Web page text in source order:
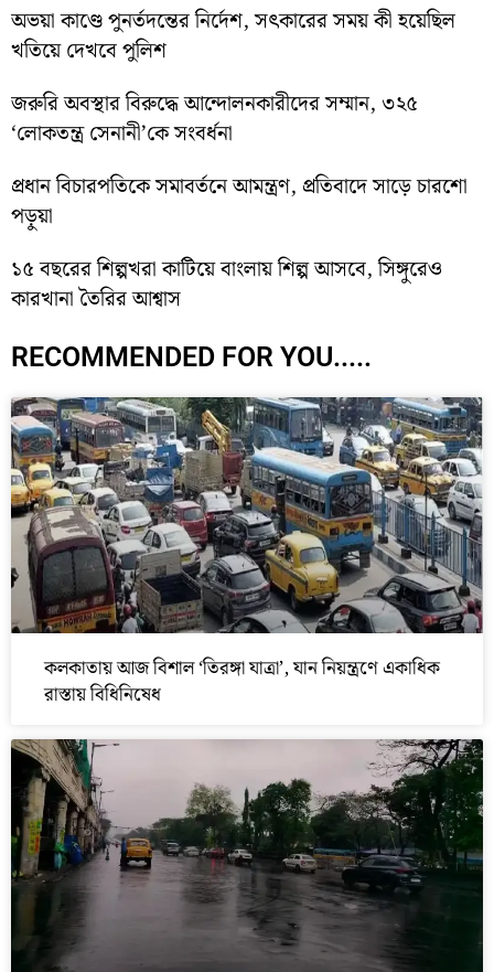
অভয়া কাণ্ডে পুনর্তদন্তের নির্দেশ, সৎকারের সময় কী হয়েছিল
খতিয়ে দেখবে পুলিশ
জরুরি অবস্থার বিরুদ্ধে আন্দোলনকারীদের সম্মান, ৩২৫
‘লোকতন্ত্র সেনানী’কে সংবর্ধনা
প্রধান বিচারপতিকে সমাবর্তনে আমন্ত্রণ, প্রতিবাদে সাড়ে চারশো
পড়ুয়া
১৫ বছরের শিল্পখরা কাটিয়ে বাংলায় শিল্প আসবে, সিঙ্গুরেও
কারখানা তৈরির আশ্বাস
RECOMMENDED FOR YOU.....
কলকাতায় আজ বিশাল ‘তিরঙ্গা যাত্রা’, যান নিয়ন্ত্রণে একাধিক
রাস্তায় বিধিনিষেধ